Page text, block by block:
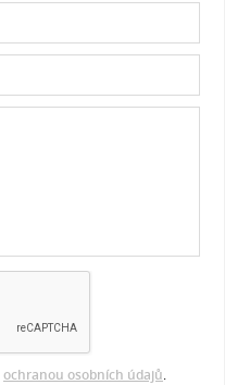
ochranou osobních údajů